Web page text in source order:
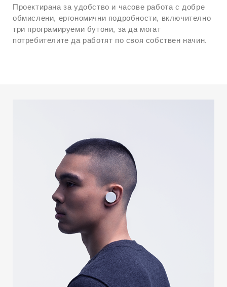
Проектирана за удобство и часове работа с добре
обмислени, ергономични подробности, включително
три програмируеми бутони, за да могат
потребителите да работят по своя собствен начин.